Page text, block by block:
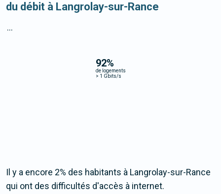
du débit à Langrolay-sur-Rance
92%
de logements
> 1 Gbits/s
...
Il y a encore 2% des habitants à Langrolay-sur-Rance
qui ont des difficultés d'accès à internet.